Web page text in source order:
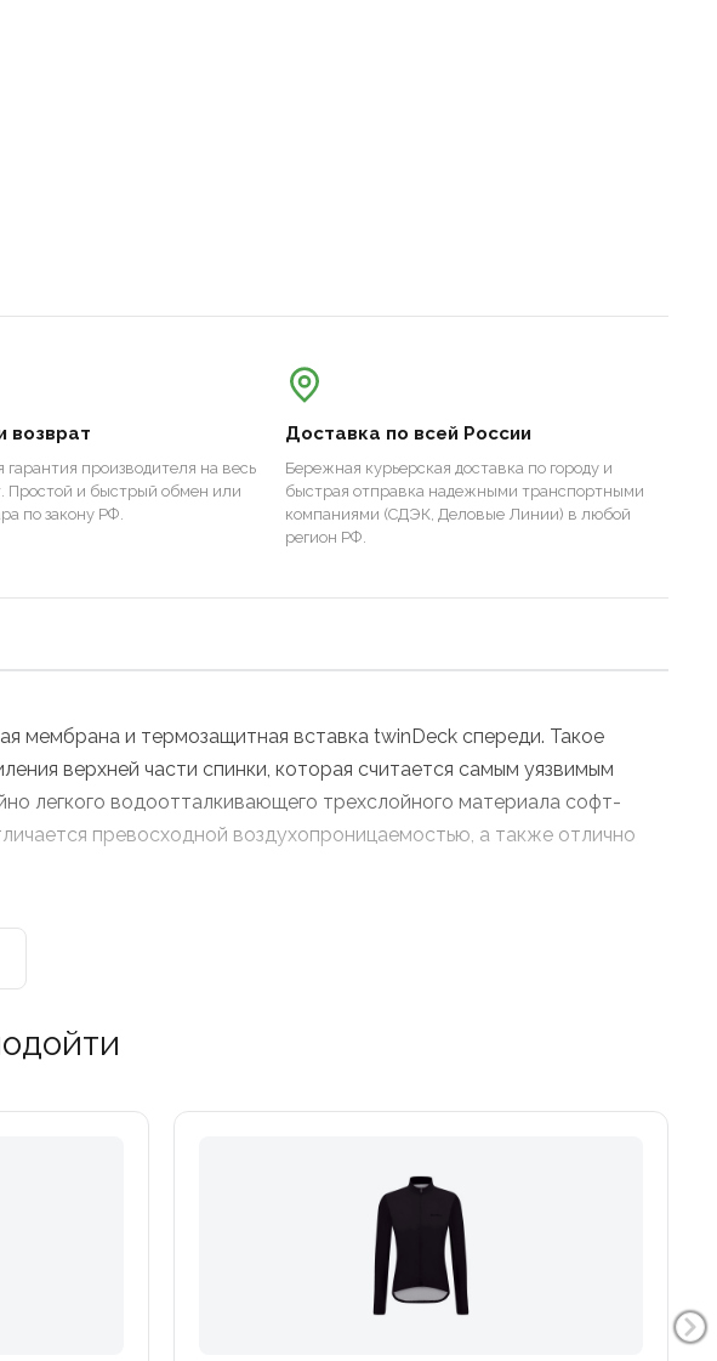
возврат
производителя на весь
Простой и быстрый обмен или
по закону РФ.
Доставка по всей России
Бережная курьерская доставка по городу и
быстрая отправка надежными транспортными
компаниями (СДЭК, Деловые Линии) в любой
регион РФ.
мембрана и термозащитная вставка twinDeck спереди. Такое
верхней части спинки, которая считается самым уязвимым
легкого водоотталкивающего трехслойного материала софт-
превосходной воздухопроницаемостью, а также отлично